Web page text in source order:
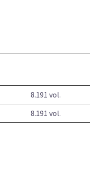
8.191 vol.
8.191 vol.